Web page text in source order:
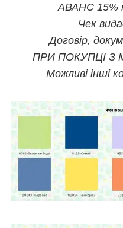
АВАНС 15%
Чек
Договір,
ПРИ ПОКУПЦІ З
Можливі інші